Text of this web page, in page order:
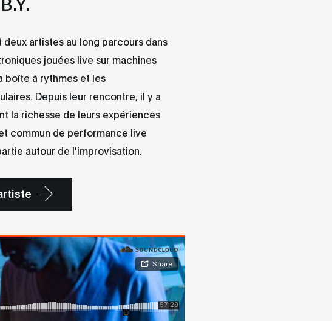
deux artistes au long parcours dans
jouées live sur machines
boîte à rythmes et les
Depuis leur rencontre, il y a
la richesse de leurs expériences
commun de performance live
autour de l'improvisation.